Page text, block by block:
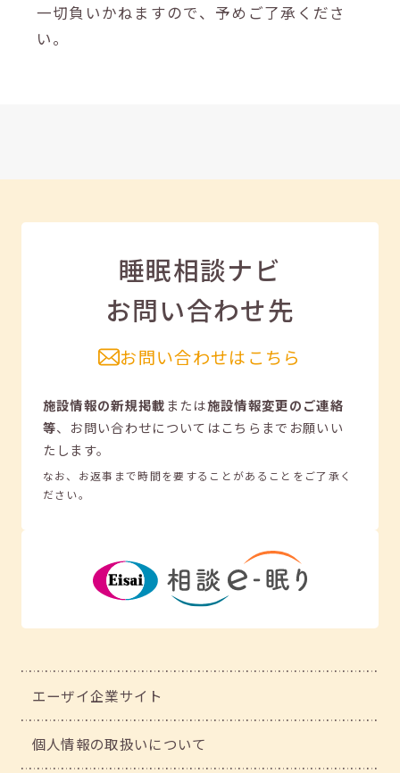
一切負いかねますので、予めご了承くださ
い。
睡眠相談ナビ
お問い合わせ先
お問い合わせはこちら
施設情報の新規掲載または施設情報変更のご連絡
等、 お問い合わせについてはこちらまでお願いい
たします。
なお、お返事まで時間を要することがあることをご了承く
ださい。
エーザイ企業サイト
個人情報の取扱いについて